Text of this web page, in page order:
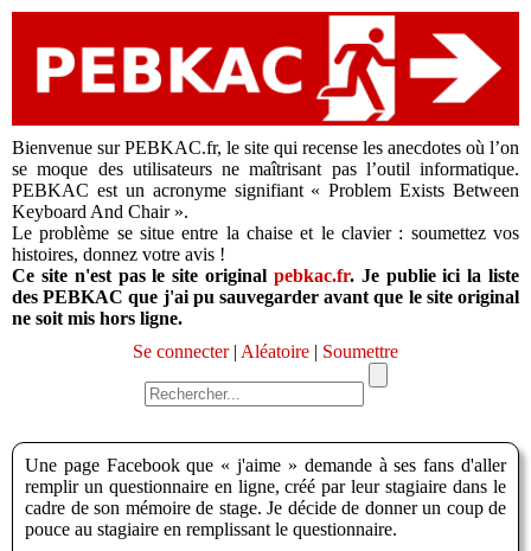
Bienvenue sur PEBKAC.fr, le site qui recense les anecdotes où l’on
se moque des utilisateurs ne maîtrisant pas l’outil informatique.
PEBKAC est un acronyme signifiant « Problem Exists Between
Keyboard And Chair ».
Le problème se situe entre la chaise et le clavier : soumettez vos
histoires, donnez votre avis !
Ce site n'est pas le site original pebkac.fr. Je publie ici la liste
des PEBKAC que j'ai pu sauvegarder avant que le site original
ne soit mis hors ligne.
Se connecter| Aléatoire | Soumettre
Une page Facebook que « j'aime » demande à ses fans d'aller
remplir un questionnaire en ligne, créé par leur stagiaire dans le
cadre de son mémoire de stage. Je décide de donner un coup de
pouce au stagiaire en remplissant le questionnaire.